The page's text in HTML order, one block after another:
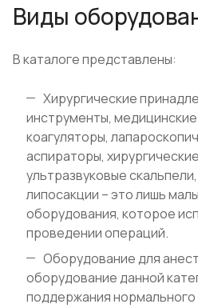
Виды
В каталоге представлены:
Хирургические
инструменты,
коагуляторы,
аспираторы,
ультразвуковые
липосакции – это лишь
оборудования, которое
проведении операций.
Оборудование для
оборудование данной
поддержания нормального